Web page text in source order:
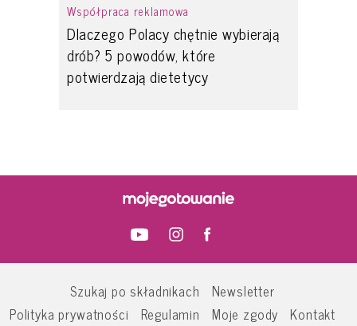
Współpraca reklamowa
Dlaczego Polacy chętnie wybierają
drób? 5 powodów, które
potwierdzają dietetycy
Szukaj po składnikach
Newsletter
Polityka prywatności
Regulamin Moje zgody Kontakt